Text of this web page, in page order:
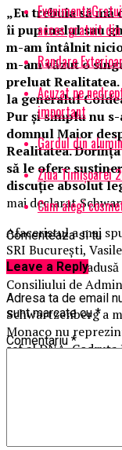
„Eu trebuia să mă
îi pup inelul sau
m-am întâlnit
m-am văzut o
preluat
la generalul
Pur şi simplu nu
domnul Maior
Realitatea.
să le ofere
discuţie absolut
mai declarat
Afaceristul a mai
SRI Bucureşti,
Chirica, a fost
Consiliului de
Schwartzenberg a
Monaco nu
şef al DNA,
„Grupul de la
acces gratuit din
Randare
Acuzat pe
important
Gardul din
Ziua Timișoarei
Cum alegi
Comenteaza si tu
Leave a Reply
Adresa ta de email
sunt marcate cu*
Comentariu*